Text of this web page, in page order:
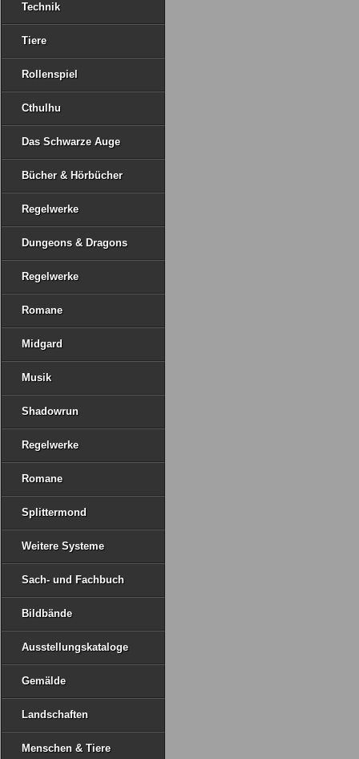
Technik
Tiere
Rollenspiel
Cthulhu
Das Schwarze Auge
Bücher & Hörbücher
Regelwerke
Dungeons & Dragons
Regelwerke
Romane
Midgard
Musik
Shadowrun
Regelwerke
Romane
Splittermond
Weitere Systeme
Sach- und Fachbuch
Bildbände
Ausstellungskataloge
Gemälde
Landschaften
Menschen & Tiere